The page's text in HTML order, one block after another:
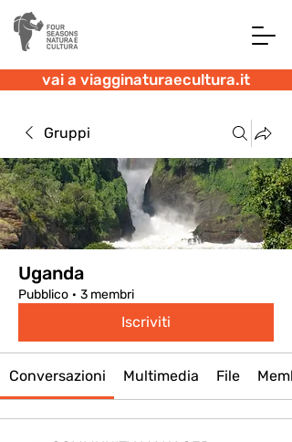
vai a viagginaturaecultura.it
Gruppi
Uganda
Pubblico · 3 membri
Iscriviti
Conversazioni Multimedia File